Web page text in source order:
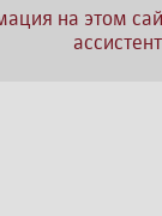
на этом